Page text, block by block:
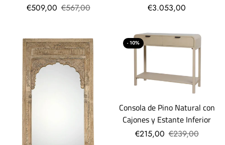
€509,00 €567,00 €3.053,00
- 10%
Consola de Pino Natural con
Cajones y Estante Inferior
€215,00 €239,00